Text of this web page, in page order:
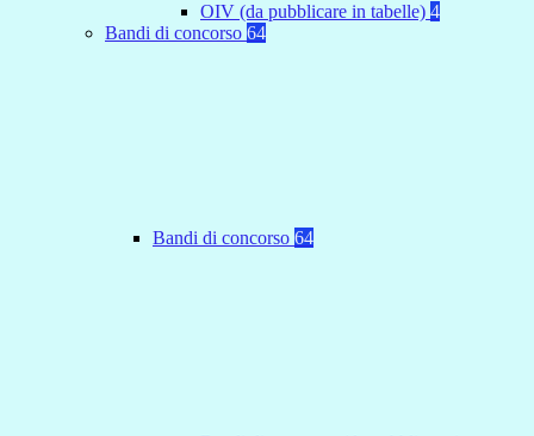
OIV (da pubblicare in tabelle) 4
Bandi di concorso 64
Bandi di concorso 64